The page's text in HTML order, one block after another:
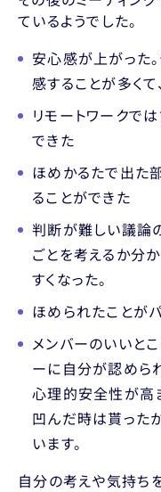
ているようでした。
安心感が上がった
感することが多く
リモートワークで
できた
ほめかるたで出た
ることができた
判断が難しい議論
ごとを考えるか分
すくなった。
ほめられたことが
メンバーのいいと
ーに自分が認めら
心理的安全性が高
凹んだ時は貰った
います。
自分の考えや気持ち